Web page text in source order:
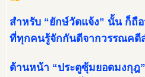
สำหรับ “ยักษ์วัดแจ้ง” นั้น ก็ถื
ที่ทุกคนรู้จักกันดีจากวรรณคดี
ด้านหน้า “ประตูซุ้มยอดมงกุฎ